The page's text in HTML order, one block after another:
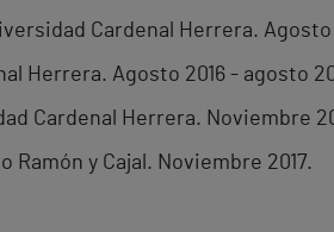
Cardenal Herrera. Agosto
Herrera. Agosto 2016 - agosto
Cardenal Herrera. Noviembre
y Cajal. Noviembre 2017.